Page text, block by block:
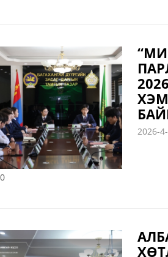
2026-
0